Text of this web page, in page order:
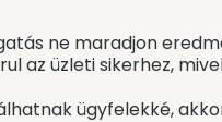
ne maradjon
az üzleti sikerhez,
ügyfelekké,